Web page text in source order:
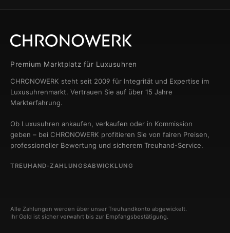
Premium Marktplatz für Luxusuhren
CHRONOWERK steht seit 2009 für Integrität und Expertise im
Luxusuhrenmarkt. Vertrauen Sie auf über 15 Jahre
Markterfahrung.
Ob Luxusuhren ankaufen, verkaufen oder in Kommission
geben – bei CHRONOWERK profitieren Sie von fairen Preisen,
professioneller Bewertung und sicherem Treuhand-Service.
TREUHAND-ZAHLUNGSABWICKLUNG
Alle Zahlungen werden über unser Treuhandkonto abgewickelt.
Ihr Geld ist sicher verwahrt bis zur Empfangsbestätigung.